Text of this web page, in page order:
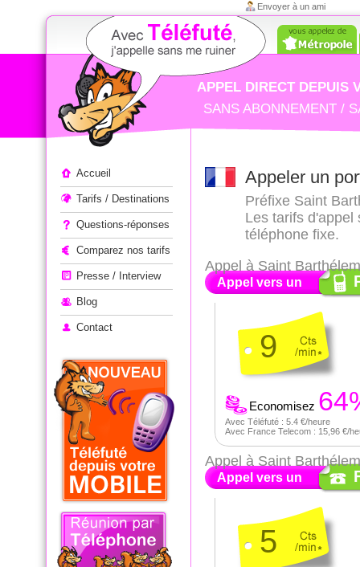
Envoyer à un ami
APPEL DIRECT DEPUIS
SANS ABONNEMENT /
Accueil
Tarifs / Destinations
Questions-réponses
Comparez nos tarifs
Presse / Interview
Blog
Contact
Appeler un
Préfixe Saint
Les tarifs d'appel
téléphone fixe.
Appel vers un
Appel à Saint
9
Economisez
Avec Téléfuté : 5.4 €/heure
Avec France Telecom : 15,96 €/
Appel vers un
Appel à Saint
5